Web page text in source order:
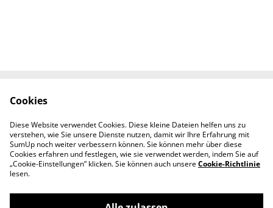
Cookie-Richtlinie
Kontaktieren Sie uns
Impressum
Cookies
Diese Website verwendet Cookies. Diese kleine Dateien helfen uns zu
verstehen, wie Sie unsere Dienste nutzen, damit wir Ihre Erfahrung mit
SumUp noch weiter verbessern können. Sie können mehr über diese
Cookies erfahren und festlegen, wie sie verwendet werden, indem Sie auf
„Cookie-Einstellungen” klicken. Sie können auch unsereCookie-Richtlinie
lesen.